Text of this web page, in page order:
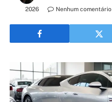
2026
Nenhum comentário